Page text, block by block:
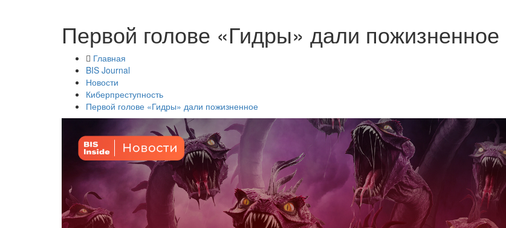
Первой голове «Гидры» дали пожизненное
Главная
BIS Journal
Новости
Киберпреступность
Первой голове «Гидры» дали пожизненное